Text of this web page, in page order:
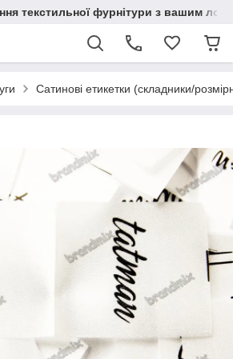
текстильної фурнітури з вашим
Сатинові етикетки (складники/